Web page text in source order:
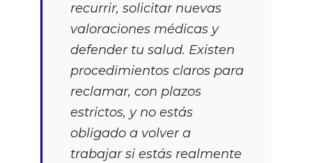
recurrir, solicitar nuevas
valoraciones médicas y
defender tu salud. Existen
procedimientos claros para
reclamar, con plazos
estrictos, y no estás
obligado a volver a
trabajar si estás realmente